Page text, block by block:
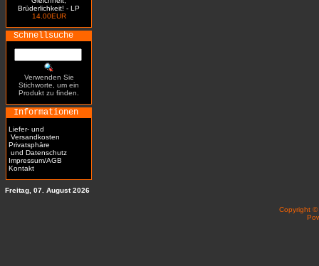
Brüderlichkeit! - LP
14.00EUR
Schnellsuche
Verwenden Sie
Stichworte, um ein
Produkt zu finden.
Informationen
Liefer- und
Versandkosten
Privatsphäre
und Datenschutz
Impressum/AGB
Kontakt
Freitag, 07. August 2026
Copyright